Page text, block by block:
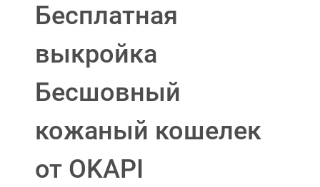
Бесплатная
выкройка
Бесшовный
кожаный кошелек
от OKAPI